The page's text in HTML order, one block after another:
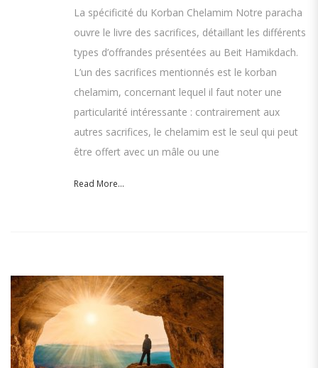
La spécificité du Korban Chelamim Notre paracha
ouvre le livre des sacrifices, détaillant les différents
types d’offrandes présentées au Beit Hamikdach.
L’un des sacrifices mentionnés est le korban
chelamim, concernant lequel il faut noter une
particularité intéressante : contrairement aux
autres sacrifices, le chelamim est le seul qui peut
être offert avec un mâle ou une
Read More...